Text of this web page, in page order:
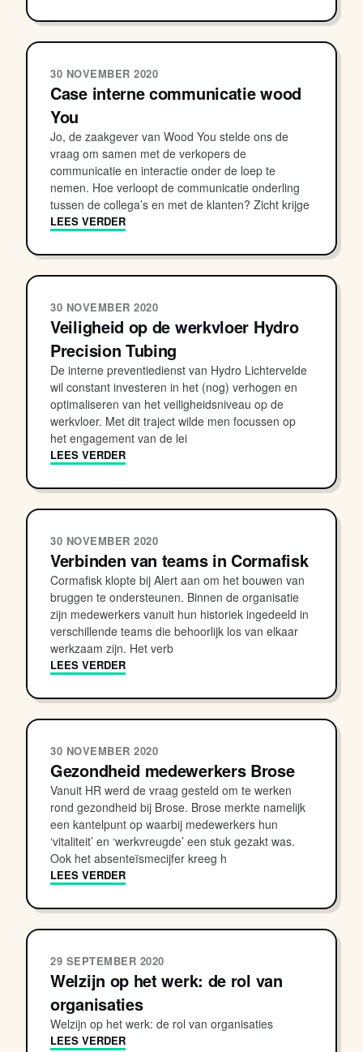
30 NOVEMBER 2020
Case interne communicatie wood
You
Jo, de zaakgever van Wood You stelde ons de
vraag om samen met de verkopers de
communicatie en interactie onder de loep te
nemen. Hoe verloopt de communicatie onderling
tussen de collega’s en met de klanten? Zicht krijge
LEES VERDER
30 NOVEMBER 2020
Veiligheid op de werkvloer Hydro
Precision Tubing
De interne preventiedienst van Hydro Lichtervelde
wil constant investeren in het (nog) verhogen en
optimaliseren van het veiligheidsniveau op de
werkvloer. Met dit traject wilde men focussen op
het engagement van de lei
LEES VERDER
30 NOVEMBER 2020
Verbinden van teams in Cormafisk
Cormafisk klopte bij Alert aan om het bouwen van
bruggen te ondersteunen. Binnen de organisatie
zijn medewerkers vanuit hun historiek ingedeeld in
verschillende teams die behoorlijk los van elkaar
werkzaam zijn. Het verb
LEES VERDER
30 NOVEMBER 2020
Gezondheid medewerkers Brose
Vanuit HR werd de vraag gesteld om te werken
rond gezondheid bij Brose. Brose merkte namelijk
een kantelpunt op waarbij medewerkers hun
‘vitaliteit’ en ‘werkvreugde’ een stuk gezakt was.
Ook het absenteïsmecijfer kreeg h
LEES VERDER
29 SEPTEMBER 2020
Welzijn op het werk: de rol van
organisaties
Welzijn op het werk: de rol van organisaties
LEES VERDER